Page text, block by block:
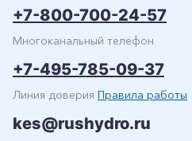
+7-800-700-24-57
Многоканальный телефон
+7-495-785-09-37
Линия доверия Правила работы
kes@rushydro.ru